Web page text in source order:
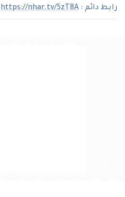
رابط دائم : https://nhar.tv/5zT8A